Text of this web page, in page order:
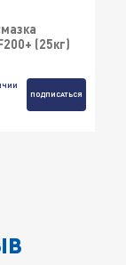
(25кг)
ПОДПИСАТЬСЯ